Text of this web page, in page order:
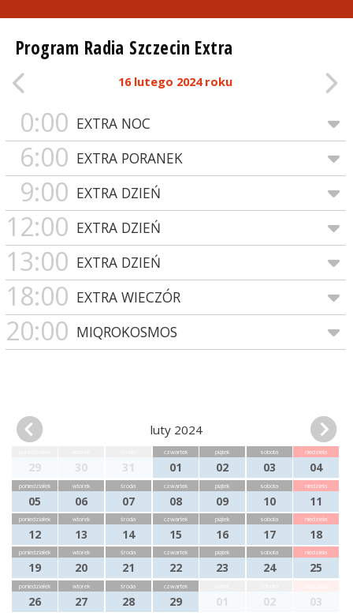
Program Radia Szczecin Extra
16 lutego 2024 roku
0:00 EXTRA NOC
6:00 EXTRA PORANEK
9:00 EXTRA DZIEŃ
12:00 EXTRA DZIEŃ
13:00 EXTRA DZIEŃ
18:00 EXTRA WIECZÓR
20:00 MIQROKOSMOS
luty 2024
29 30 31
czwartek
01
piątek
02
sobota
03
niedziela
04
poniedziałek
05
wtorek
06
środa
07
czwartek
08
piątek
09
sobota
10
niedziela
11
poniedziałek
12
wtorek
13
środa
14
czwartek
15
piątek
16
sobota
17
niedziela
18
poniedziałek
19
wtorek
20
środa
21
czwartek
22
piątek
23
sobota
24
niedziela
25
poniedziałek
26
wtorek
27
środa
28
czwartek
29 01 02 03